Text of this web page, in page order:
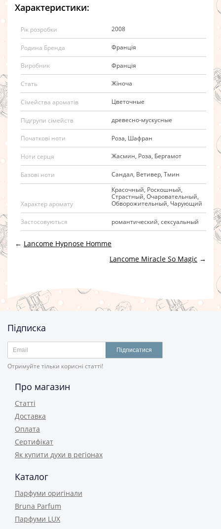
Характеристики:
Рік розробки 2008
Родина Бренда Франція
Виробник Франція
Стать Жіноча
Сімейства ароматів Цветочные
Підгрупи сімейств древесно-мускусные
Початкові ноти Роза, Шафран
Ноти серця Жасмин, Роза, Бергамот
Базові ноти Сандал, Ветивер, Тмин
Характер аромату
Красочный, Роскошный,
Страстный, Очаровательный,
Обворожительный, Чарующий
Застосовуються романтический, сексуальный
← Lancome Hypnose Homme
Lancome Miracle So Magic →
Підписка
Підписатися
Отримуйте тільки корисні статті!
Про магазин
Статті
Доставка
Оплата
Сертифікат
Як купити духи в регіонах
Каталог
Парфуми оригінали
Bruna Parfum
Парфуми LUX